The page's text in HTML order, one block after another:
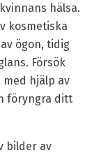
hälsa.
kosmetiska
ögon, tidig
Försök
hjälp av
föryngra ditt
bilder av